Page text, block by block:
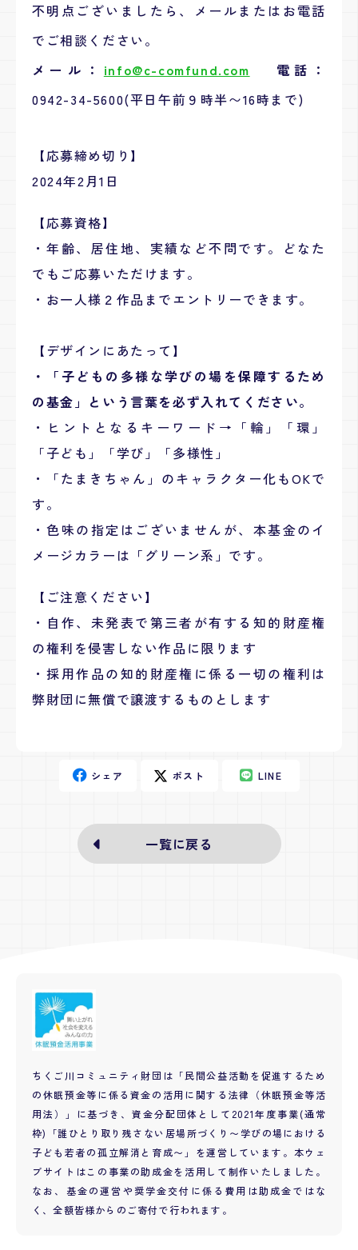
不明点ございましたら、メールまたはお電話
でご相談ください。
メール： info@c-comfund.com 電話：
0942-34-5600(平日午前９時半〜16時まで)
【応募締め切り】
2024年2月1日
【応募資格】
・年齢、居住地、実績など不問です。どなた
でもご応募いただけます。
・お一人様２作品までエントリーできます。
【デザインにあたって】
・「子どもの多様な学びの場を保障するため
の基金」という言葉を必ず入れてください。
・ヒントとなるキーワード→「輪」「環」
「子ども」「学び」「多様性」
・「たまきちゃん」のキャラクター化もOKで
す。
・色味の指定はございませんが、本基金のイ
メージカラーは「グリーン系」です。
【ご注意ください】
・自作、未発表で第三者が有する知的財産権
の権利を侵害しない作品に限ります
・採用作品の知的財産権に係る一切の権利は
弊財団に無償で譲渡するものとします
シェア ポスト LINE
一覧に戻る
ちくご川コミュニティ財団は「民間公益活動を促進するため
の休眠預金等に係る資金の活用に関する法律（休眠預金等活
用法）」に基づき、資金分配団体として2021年度事業(通常
枠)「誰ひとり取り残さない居場所づくり〜学びの場における
子ども若者の孤立解消と育成〜」を運営しています。本ウェ
ブサイトはこの事業の助成金を活用して制作いたしました。
なお、基金の運営や奨学金交付に係る費用は助成金ではな
く、全額皆様からのご寄付で行われます。